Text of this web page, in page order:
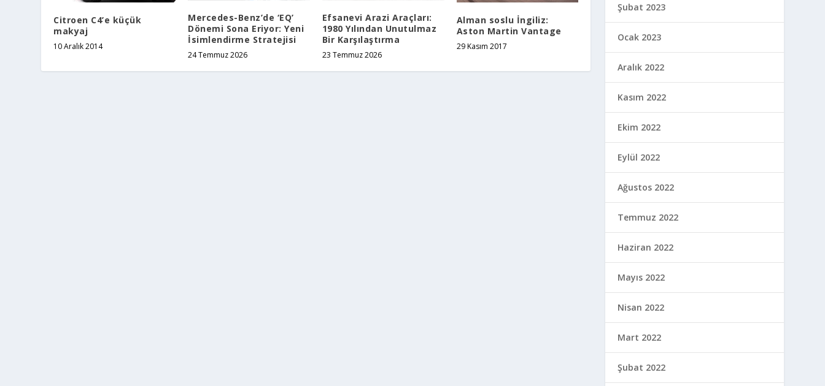
Citroen C4’e küçük
makyaj
10 Aralık 2014
Mercedes-Benz’de ‘EQ’
Dönemi Sona Eriyor: Yeni
İsimlendirme Stratejisi
24 Temmuz 2026
Efsanevi Arazi Araçları:
1980 Yılından Unutulmaz
Bir Karşılaştırma
23 Temmuz 2026
Alman soslu İngiliz:
Aston Martin Vantage
29 Kasım 2017
Şubat 2023
Ocak 2023
Aralık 2022
Kasım 2022
Ekim 2022
Eylül 2022
Ağustos 2022
Temmuz 2022
Haziran 2022
Mayıs 2022
Nisan 2022
Mart 2022
Şubat 2022